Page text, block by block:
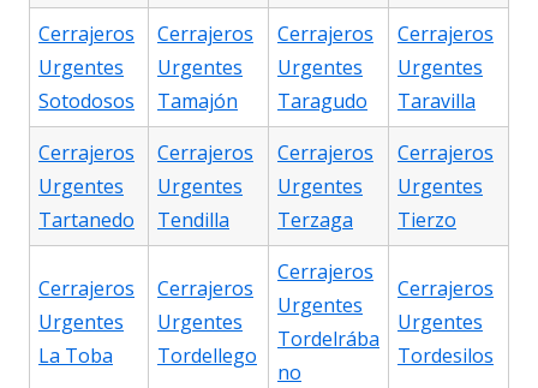
Cerrajeros
Urgentes
Sotodosos
Cerrajeros
Urgentes
Tamajón
Cerrajeros
Urgentes
Taragudo
Cerrajeros
Urgentes
Taravilla
Cerrajeros
Urgentes
Tartanedo
Cerrajeros
Urgentes
Tendilla
Cerrajeros
Urgentes
Terzaga
Cerrajeros
Urgentes
Tierzo
Cerrajeros
Urgentes
La Toba
Cerrajeros
Urgentes
Tordellego
Cerrajeros
Urgentes
Tordelrába
no
Cerrajeros
Urgentes
Tordesilos